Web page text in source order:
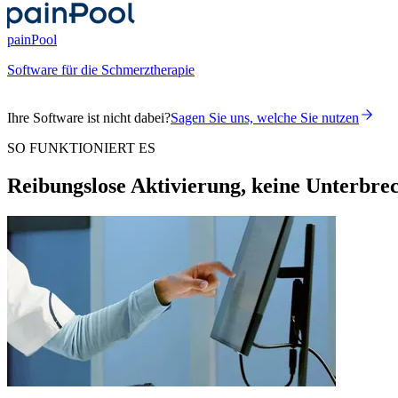
painPool
Software für die Schmerztherapie
Ihre Software ist nicht dabei?Sagen Sie uns, welche Sie nutzen
SO FUNKTIONIERT ES
Reibungslose Aktivierung, keine